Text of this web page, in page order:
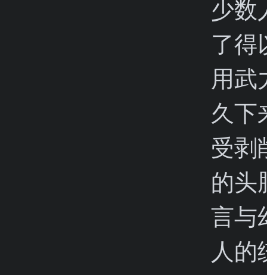
少数
了得
用武
久下
受
的头
言与
人